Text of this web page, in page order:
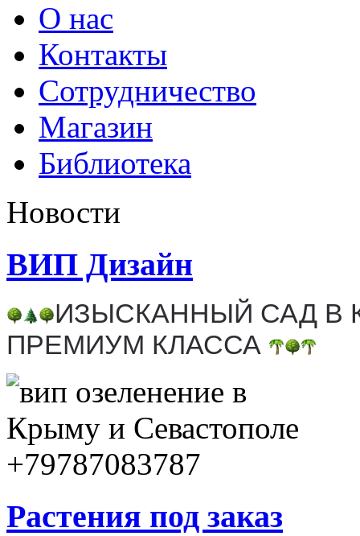
О нас
Контакты
Сотрудничество
Магазин
Библиотека
Новости
ВИП Дизайн
ИЗЫСКАННЫЙ САД В
ПРЕМИУМ КЛАССА
Растения под заказ